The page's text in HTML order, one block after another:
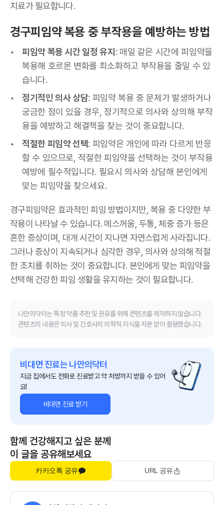
치료가 필요합니다.
경구피임약 복용 중 부작용을 예방하는 방법
피임약 복용 시간 일정 유지 : 매일 같은 시간에 피임약을
복용해 호르몬 변화를 최소화하고 부작용을 줄일 수 있
습니다.
정기적인 의사 상담: 피임약 복용 중 문제가 발생하거나
궁금한 점이 있을 경우, 정기적으로 의사와 상의해 부작
용을 예방하고 해결책을 찾는 것이 중요합니다.
적절한 피임약 선택: 피임약은 개인에 따라 다르게 반응
할 수 있으므로, 적절한 피임약을 선택하는 것이 부작용
예방에 필수적입니다. 필요시 의사와 상담해 본인에게
맞는 피임약을 찾으세요.
경구피임약은 효과적인 피임 방법이지만, 복용 중 다양한 부
작용이 나타날 수 있습니다. 메스꺼움, 두통, 체중 증가 등은
흔한 증상이며, 대개 시간이 지나면 자연스럽게 사라집니다.
그러나 증상이 지속되거나 심각한 경우, 의사와 상의해 적절
한 조치를 취하는 것이 중요합니다. 본인에게 맞는 피임약을
선택해 건강한 피임 생활을 유지하는 것이 필요합니다.
나만의닥터는 특정 약품 추천 및 권유를 위해 콘텐츠를 제작하지 않습니다.
콘텐츠의 내용은 의사 및 간호사의 의학적 지식을 자문 받아 활용했습니다.
비대면 진료는 나만의닥터
지금 집에서도 전화로 진료받고 약 처방까지 받을 수 있어
요!
비대면 진료 받기
함께 건강해지고 싶은 분께
이 글을 공유해보세요
카카오톡 공유 URL 공유